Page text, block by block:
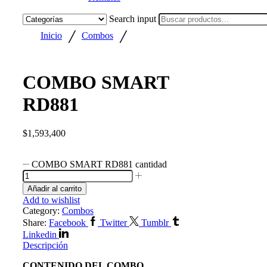
Search input
Inicio / Combos /
COMBO SMART
RD881
$1,593,400
COMBO SMART RD881 cantidad
Añadir al carrito
Add to wishlist
Category: Combos
Share: Facebook Twitter
Tumblr
Linkedin
Descripción